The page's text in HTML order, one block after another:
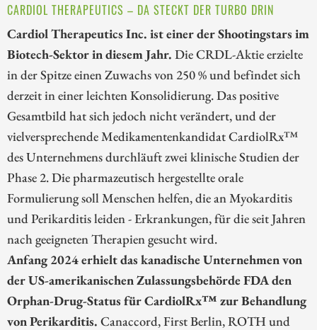
CARDIOL THERAPEUTICS – DA STECKT DER TURBO DRIN
Cardiol Therapeutics Inc. ist einer der Shootingstars im
Biotech-Sektor in diesem Jahr. Die CRDL-Aktie erzielte
in der Spitze einen Zuwachs von 250 % und befindet sich
derzeit in einer leichten Konsolidierung. Das positive
Gesamtbild hat sich jedoch nicht verändert, und der
vielversprechende Medikamentenkandidat CardiolRx™
des Unternehmens durchläuft zwei klinische Studien der
Phase 2. Die pharmazeutisch hergestellte orale
Formulierung soll Menschen helfen, die an Myokarditis
und Perikarditis leiden - Erkrankungen, für die seit Jahren
nach geeigneten Therapien gesucht wird.
Anfang 2024 erhielt das kanadische Unternehmen von
der US-amerikanischen Zulassungsbehörde FDA den
Orphan-Drug-Status für CardiolRx™ zur Behandlung
von Perikarditis. Canaccord, First Berlin, ROTH und